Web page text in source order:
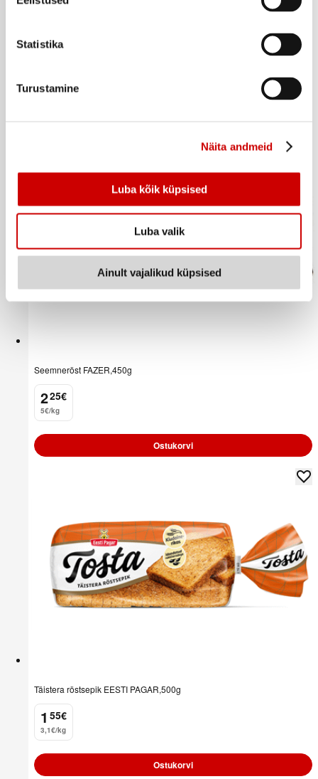
Statistika
Turustamine
Näita andmeid
Luba kõik küpsised
Luba valik
Ainult vajalikud küpsised
Kuldne klassikaline röstsai LEIBUR, 250g
5€/kg
Seemneröst FAZER,450g
2
. 25€
5€/kg
Ostukorvi
Täistera röstsepik EESTI PAGAR,500g
1
. 55€
3,1€/kg
Ostukorvi